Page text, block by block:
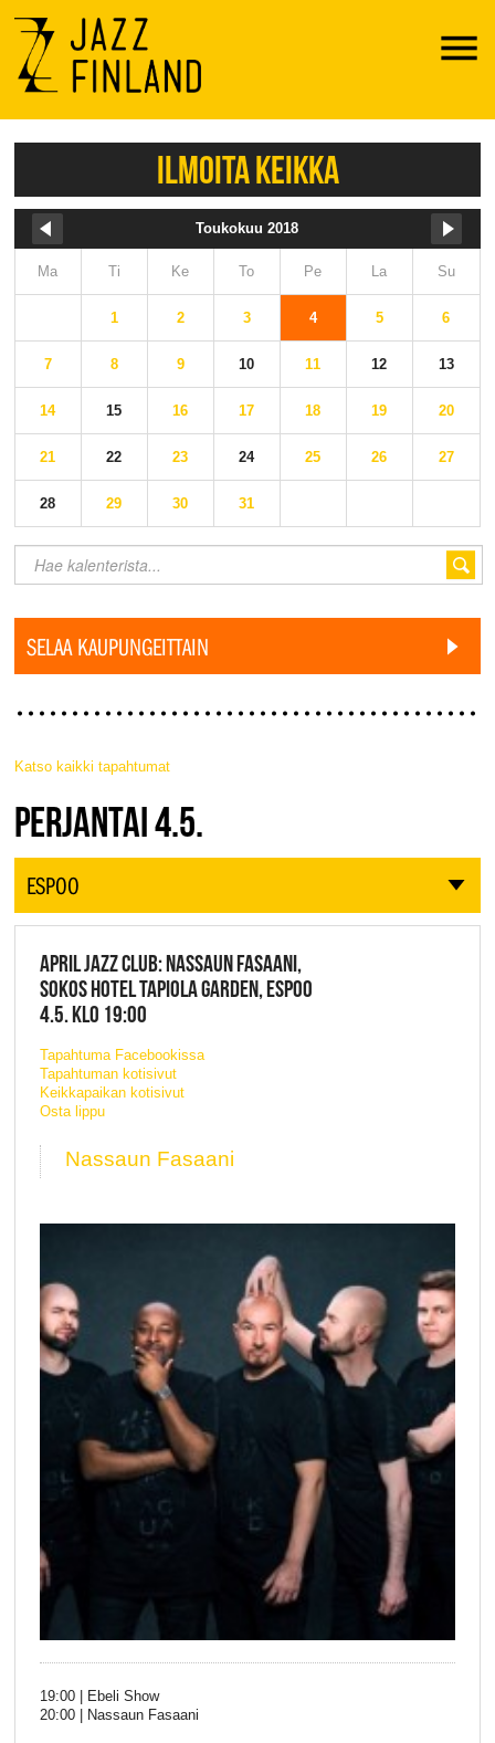
Menu
ILMOITA KEIKKA
Toukokuu 2018
Ma Ti Ke To Pe La Su
1 2 3 4 5 6
7 8 9 10 11 12 13
14 15 16 17 18 19 20
21 22 23 24 25 26 27
28 29 30 31
SELAA KAUPUNGEITTAIN
Katso kaikki tapahtumat
JAZZ FINLAND LIVE
PERJANTAI 4.5.
ESPOO
APRIL JAZZ CLUB: NASSAUN FASAANI,
SOKOS HOTEL TAPIOLA GARDEN, ESPOO
4.5. KLO 19:00
Tapahtuma Facebookissa
Tapahtuman kotisivut
Keikkapaikan kotisivut
Osta lippu
Nassaun Fasaani
19:00 | Ebeli Show
20:00 | Nassaun Fasaani